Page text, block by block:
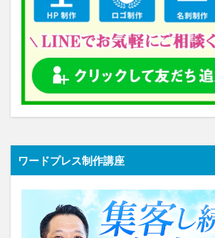
ワードプレス制作講座